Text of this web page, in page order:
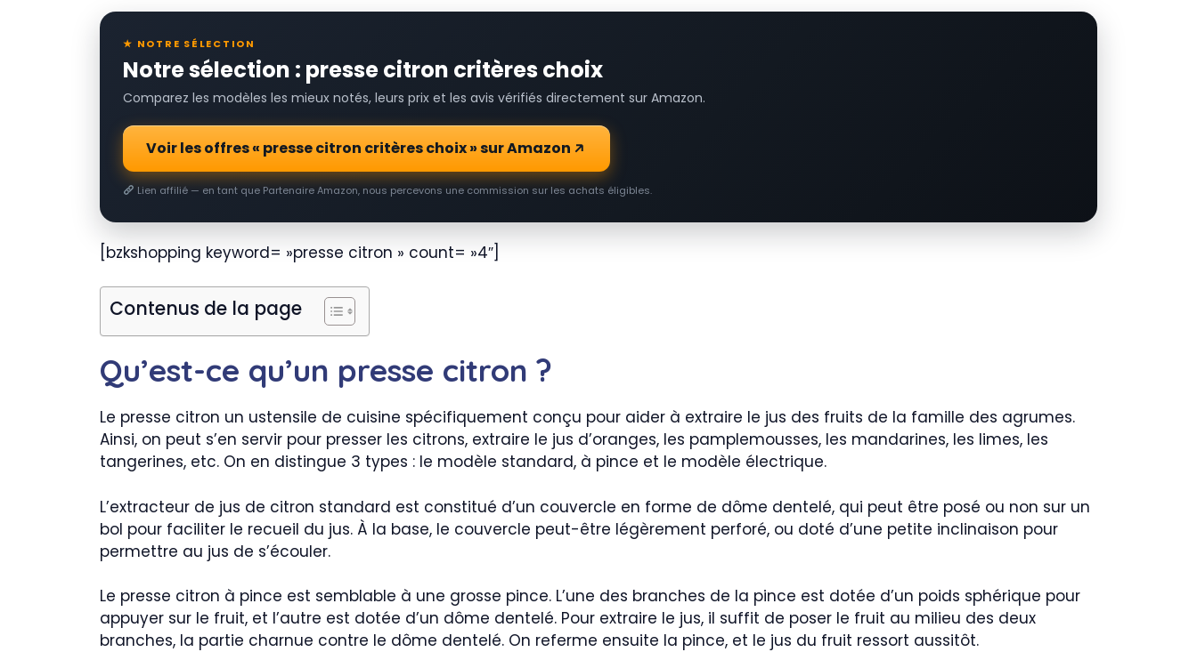
★ NOTRE SÉLECTION
Notre sélection : presse citron critères choix
Comparez les modèles les mieux notés, leurs prix et les avis vérifiés directement sur Amazon.
Voir les offres « presse citron critères choix » sur Amazon
Lien affilié — en tant que Partenaire Amazon, nous percevons une commission sur les achats éligibles.
[bzkshopping keyword= »presse citron » count= »4″]
Contenus de la page
Qu’est-ce qu’un presse citron ?
Le presse citron un ustensile de cuisine spécifiquement conçu pour aider à extraire le jus des fruits de la famille des agrumes.
Ainsi, on peut s’en servir pour presser les citrons, extraire le jus d’oranges, les pamplemousses, les mandarines, les limes, les
tangerines, etc. On en distingue 3 types : le modèle standard, à pince et le modèle électrique.
L’extracteur de jus de citron standard est constitué d’un couvercle en forme de dôme dentelé, qui peut être posé ou non sur un
bol pour faciliter le recueil du jus. À la base, le couvercle peut-être légèrement perforé, ou doté d’une petite inclinaison pour
permettre au jus de s’écouler.
Le presse citron à pince est semblable à une grosse pince. L’une des branches de la pince est dotée d’un poids sphérique pour
appuyer sur le fruit, et l’autre est dotée d’un dôme dentelé. Pour extraire le jus, il suffit de poser le fruit au milieu des deux
branches, la partie charnue contre le dôme dentelé. On referme ensuite la pince, et le jus du fruit ressort aussitôt.